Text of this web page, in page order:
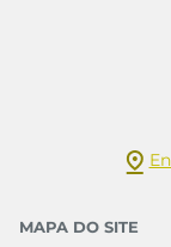
MAPA DO SITE